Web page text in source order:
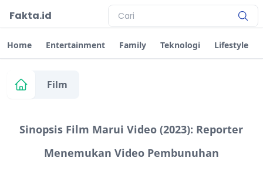
Fakta.id
Home Entertainment Family Teknologi Lifestyle
Film
Sinopsis Film Marui Video (2023): Reporter
Menemukan Video Pembunuhan